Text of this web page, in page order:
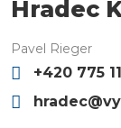
Hradec
Pavel Rieger
+420 775